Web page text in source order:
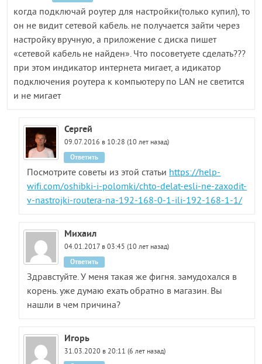
когда подключай роутер для настройки(только купил), то
он не видит сетевой кабель. не получается зайти через
настройку вручную, а приложение с диска пишет
«сетевой кабель не найден». Что посоветуете сделать???
при этом индикатор интернета мигает, а идикатор
подключения роутера к компьютеру по LAN не светится
и не мигает
Сергей
09.07.2016 в 10:28 (10 лет назад)
Посмотрите советы из этой статьи https://help-
wifi.com/oshibki-i-polomki/chto-delat-esli-ne-zaxodit-
v-nastrojki-routera-na-192-168-0-1-ili-192-168-1-1/
Ответить
Михаил
04.01.2017 в 03:45 (10 лет назад)
Здравстуйте. У меня такая же фигня. замудохался в
корень. уже думаю ехать обратно в магазин. Вы
нашли в чем причина?
Ответить
Игорь
31.03.2020 в 20:11 (6 лет назад)